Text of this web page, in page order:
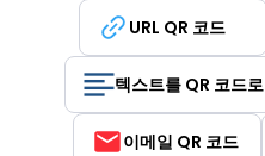
URL QR 코드
텍스트를 QR 코드로
이메일 QR 코드